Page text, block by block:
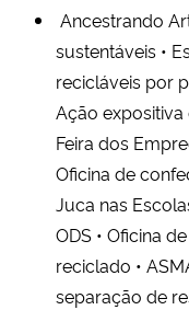
Ancestrando
sustentáveis •
recicláveis por
Ação expositiva
Feira dos
Oficina de
Juca nas
ODS • Oficina
reciclado •
separação de